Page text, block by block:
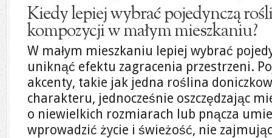
Kiedy lepiej wybrać pojedynczą
kompozycji w małym mieszkaniu?
W małym mieszkaniu lepiej wybrać
uniknąć efektu zagracenia przestrzeni.
akcenty, takie jak jedna roślina
charakteru, jednocześnie oszczędzając
o niewielkich rozmiarach lub pnącza
wprowadzić życie i świeżość, nie